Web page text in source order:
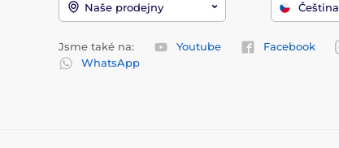
Naše prodejny Čeština
Jsme také na: Youtube Facebook
WhatsApp